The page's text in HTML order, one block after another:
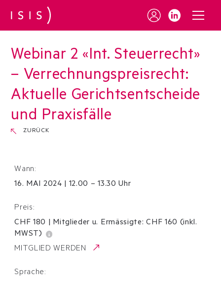
Webinar 2 «Int. Steuerrecht»
– Verrechnungspreisrecht:
Aktuelle Gerichtsentscheide
und Praxisfälle
ZURÜCK
Wann:
16. MAI 2024 12.00 – 13.30 Uhr
Preis:
CHF 180
Mitglieder u. Ermässigte:CHF 160 (inkl.
MWST)
MITGLIED WERDEN
Sprache: